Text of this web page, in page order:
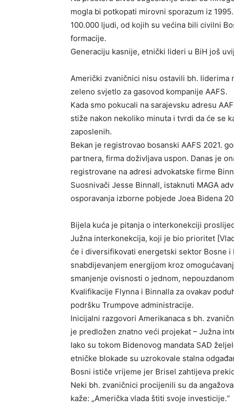
mogla bi potkopati mirovni sporazum iz
100.000 ljudi, od kojih su većina bili civilni
formacije.
Generaciju kasnije, etnički lideri u BiH još
Američki zvaničnici nisu ostavili bh. liderima
zeleno svjetlo za gasovod kompanije AAFS.
Kada smo pokucali na sarajevsku adresu
stiže nakon nekoliko minuta i tvrdi da će se
zaposlenih.
Bekan je registrovao bosanski AAFS 2021.
partnera, firma doživljava uspon. Danas je
registrovane na adresi advokatske firme
Suosnivači Jesse Binnall, istaknuti MAGA
osporavanja izborne pobjede Joea Bidena
Bijela kuća je pitanja o interkonekciji
Južna interkonekcija, koji je bio prioritet
će i diversifikovati energetski sektor Bosne
snabdijevanjem energijom kroz
smanjenje ovisnosti o jednom,
Kvalifikacije Flynna i Binnalla za ovakav
podršku Trumpove administracije.
Inicijalni razgovori Amerikanaca s bh.
je predložen znatno veći projekat – Južna
Iako su tokom Bidenovog mandata SAD
etničke blokade su uzrokovale stalna
Bosni ističe vrijeme jer Brisel zahtijeva
Neki bh. zvaničnici procijenili su da
kaže: „Američka vlada štiti svoje investicije.“